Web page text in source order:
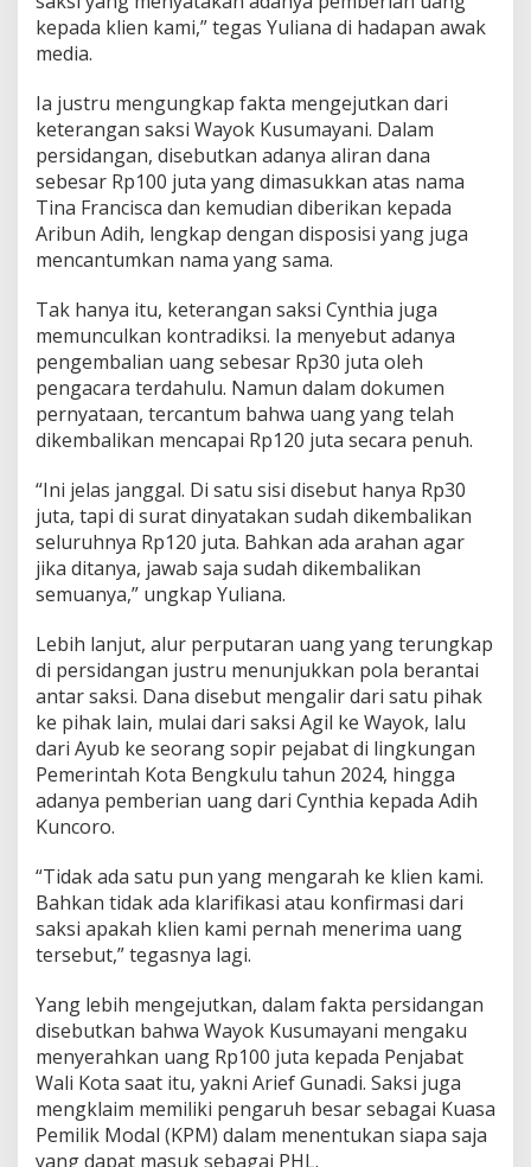
kepada klien kami,” tegas Yuliana di hadapan awak
media.
Ia justru mengungkap fakta mengejutkan dari
keterangan saksi Wayok Kusumayani. Dalam
persidangan, disebutkan adanya aliran dana
sebesar Rp100 juta yang dimasukkan atas nama
Tina Francisca dan kemudian diberikan kepada
Aribun Adih, lengkap dengan disposisi yang juga
mencantumkan nama yang sama.
Tak hanya itu, keterangan saksi Cynthia juga
memunculkan kontradiksi. Ia menyebut adanya
pengembalian uang sebesar Rp30 juta oleh
pengacara terdahulu. Namun dalam dokumen
pernyataan, tercantum bahwa uang yang telah
dikembalikan mencapai Rp120 juta secara penuh.
“Ini jelas janggal. Di satu sisi disebut hanya Rp30
juta, tapi di surat dinyatakan sudah dikembalikan
seluruhnya Rp120 juta. Bahkan ada arahan agar
jika ditanya, jawab saja sudah dikembalikan
semuanya,” ungkap Yuliana.
Lebih lanjut, alur perputaran uang yang terungkap
di persidangan justru menunjukkan pola berantai
antar saksi. Dana disebut mengalir dari satu pihak
ke pihak lain, mulai dari saksi Agil ke Wayok, lalu
dari Ayub ke seorang sopir pejabat di lingkungan
Pemerintah Kota Bengkulu tahun 2024, hingga
adanya pemberian uang dari Cynthia kepada Adih
Kuncoro.
“Tidak ada satu pun yang mengarah ke klien kami.
Bahkan tidak ada klarifikasi atau konfirmasi dari
saksi apakah klien kami pernah menerima uang
tersebut,” tegasnya lagi.
Yang lebih mengejutkan, dalam fakta persidangan
disebutkan bahwa Wayok Kusumayani mengaku
menyerahkan uang Rp100 juta kepada Penjabat
Wali Kota saat itu, yakni Arief Gunadi. Saksi juga
mengklaim memiliki pengaruh besar sebagai Kuasa
Pemilik Modal (KPM) dalam menentukan siapa saja
yang dapat masuk sebagai PHL.